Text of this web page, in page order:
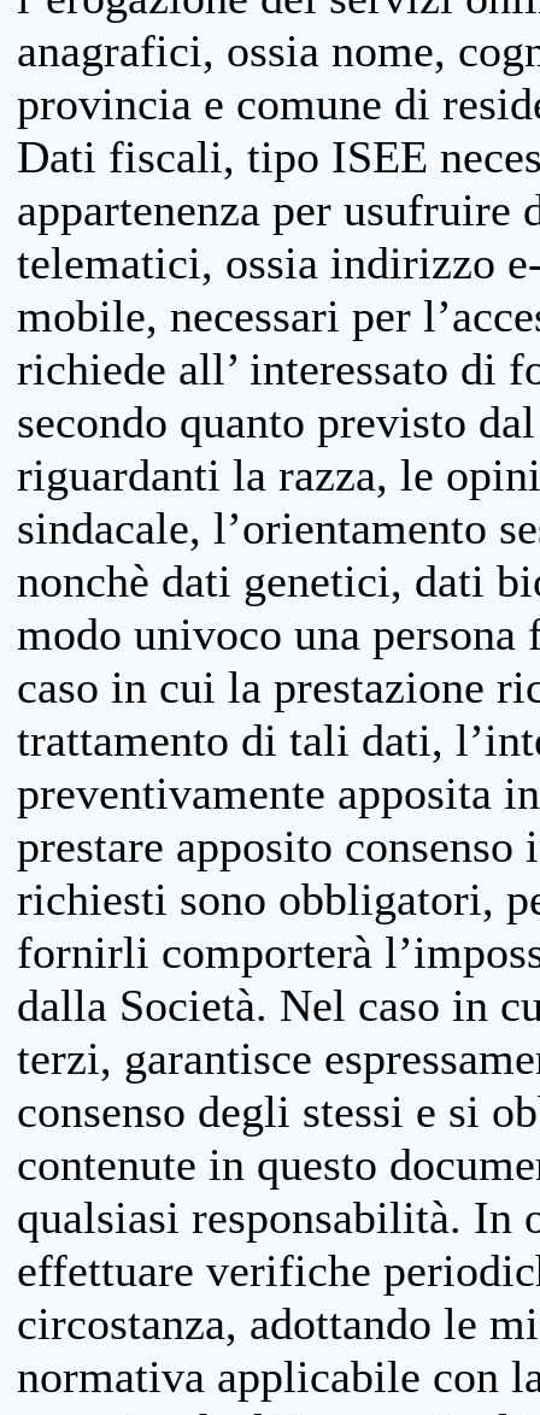
anagrafici, ossia nome,
provincia e comune di
Dati fiscali, tipo ISEE
appartenenza per
telematici, ossia indirizzo
mobile, necessari per
richiede all’ interessato di
secondo quanto previsto
riguardanti la razza, le
sindacale, l’orientamento
nonchè dati genetici, dati
modo univoco una
caso in cui la prestazione
trattamento di tali dati,
preventivamente apposita
prestare apposito
richiesti sono obbligatori,
fornirli comporterà
dalla Società. Nel caso in
terzi, garantisce
consenso degli stessi e si
contenute in questo
qualsiasi responsabilità. In
effettuare verifiche
circostanza, adottando le
normativa applicabile con